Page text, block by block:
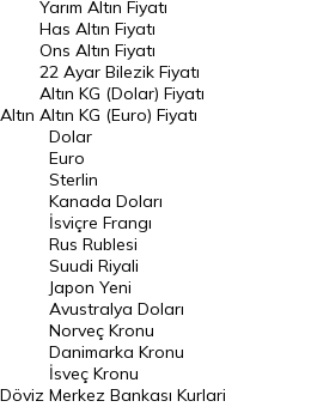
DÖVİZ
Döviz Kuru
Dolar Kuru
Euro Kuru
Pound Kuru
Frank Kuru
Riyal Kuru
Avustralya Doları
Danimarka Kronu Kuru
Kanada Doları Kuru
Norveç Kronu Kuru
Altın
Yarım Altın Fiyatı
Has Altın Fiyatı
Ons Altın Fiyatı
22 Ayar Bilezik Fiyatı
Altın KG (Dolar) Fiyatı
Altın KG (Euro) Fiyatı
Döviz
Dolar
Euro
Sterlin
Kanada Doları
İsviçre Frangı
Rus Rublesi
Suudi Riyali
Japon Yeni
Avustralya Doları
Norveç Kronu
Danimarka Kronu
İsveç Kronu
Merkez Bankası Kurlari